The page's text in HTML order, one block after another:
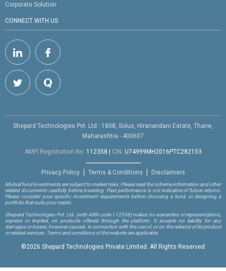
Corporate Solution
CONNECT WITH US
Shepard Technologies Pvt. Ltd : 1808, Solus, Hiranandani Estate, Thane,
Maharashtra - 400607
AMFI Registration No. 112358 CIN: U74999MH2016PTC282153
Privacy Policy Terms & Conditions Disclaimers
Mutual fund investments are subject to market risks. Please read the scheme information and other
related documents carefully before investing. Past performance is not indicative of future returns.
Please consider your specific investment requirements before choosing a fund, or designing a
portfolio that suits your needs.
Shepard Technologies Pvt. Ltd. (with ARN code 112358)makes no warranties or representations,
express or implied, on products offered through the platform. It accepts no liability for any
damages or losses, however caused, in connection with the use of, or on the reliance of its product
or related services. Terms and conditions of the website are applicable.
©2026 Shepard Technologies Private Limited. All Rights Reserved